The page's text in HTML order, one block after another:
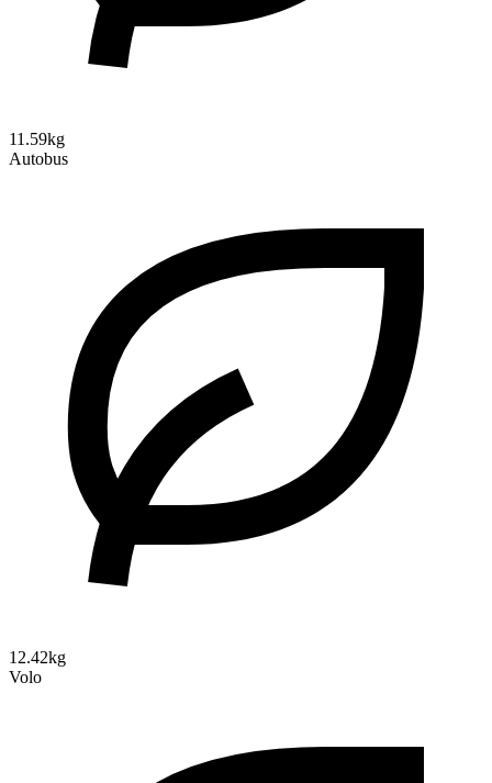
11.59kg
Autobus
12.42kg
Volo